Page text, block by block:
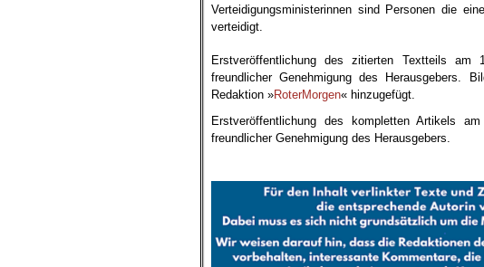
Verteidigungsministerinnen sind Personen die
verteidigt.
Erstveröffentlichung deszitierten Textteils am
freundlicher Genehmigung des Herausgebers.
Redaktion »RoterMorgen« hinzugefügt.
Erstveröffentlichung des kompletten Artikels
freundlicher Genehmigung des Herausgebers.